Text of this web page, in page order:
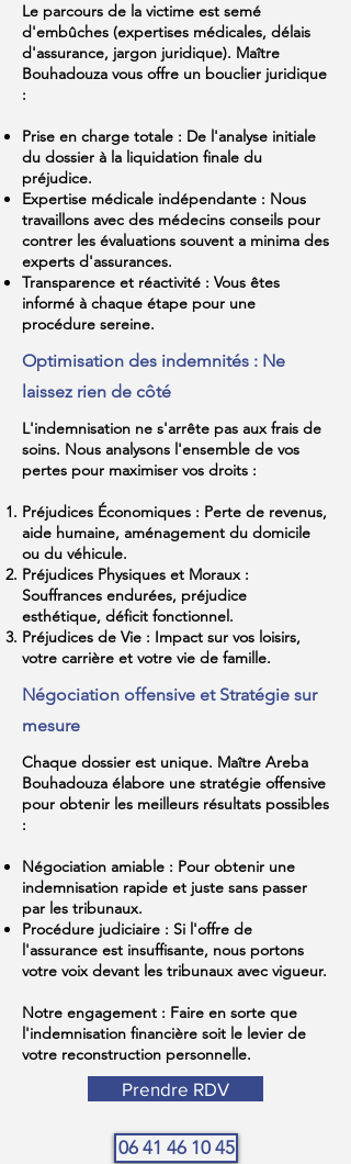
Le parcours de la victime est semé
d'embûches (expertises médicales, délais
d'assurance, jargon juridique). Maître
Bouhadouza vous offre un bouclier juridique
:
Prise en charge totale : De l'analyse initiale
du dossier à la liquidation finale du
préjudice.
Expertise médicale indépendante : Nous
travaillons avec des médecins conseils pour
contrer les évaluations souvent a minima des
experts d'assurances.
Transparence et réactivité : Vous êtes
informé à chaque étape pour une
procédure sereine.
Optimisation des indemnités : Ne
laissez rien de côté
L'indemnisation ne s'arrête pas aux frais de
soins. Nous analysons l'ensemble de vos
pertes pour maximiser vos droits :
Préjudices Économiques : Perte de revenus,
aide humaine, aménagement du domicile
ou du véhicule.
Préjudices Physiques et Moraux :
Souffrances endurées, préjudice
esthétique, déficit fonctionnel.
Préjudices de Vie : Impact sur vos loisirs,
votre carrière et votre vie de famille.
Négociation offensive et Stratégie sur
mesure
Chaque dossier est unique. Maître Areba
Bouhadouza élabore une stratégie offensive
pour obtenir les meilleurs résultats possibles
:
Négociation amiable : Pour obtenir une
indemnisation rapide et juste sans passer
par les tribunaux.
Procédure judiciaire : Si l'offre de
l'assurance est insuffisante, nous portons
votre voix devant les tribunaux avec vigueur.
Notre engagement : Faire en sorte que
l'indemnisation financière soit le levier de
votre reconstruction personnelle.
Prendre RDV
06 41 46 10 45